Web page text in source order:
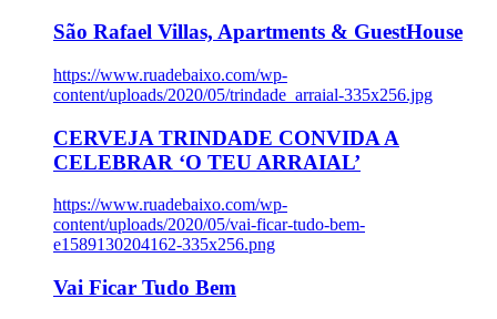
São Rafael Villas, Apartments & GuestHouse
https://www.ruadebaixo.com/wp-
content/uploads/2020/05/trindade_arraial-335x256.jpg
CERVEJA TRINDADE CONVIDA A
CELEBRAR ‘O TEU ARRAIAL’
https://www.ruadebaixo.com/wp-
content/uploads/2020/05/vai-ficar-tudo-bem-
e1589130204162-335x256.png
Vai Ficar Tudo Bem